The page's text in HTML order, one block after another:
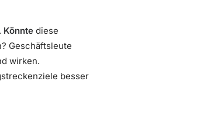
Könnte diese
Geschäftsleute
wirken.
besser